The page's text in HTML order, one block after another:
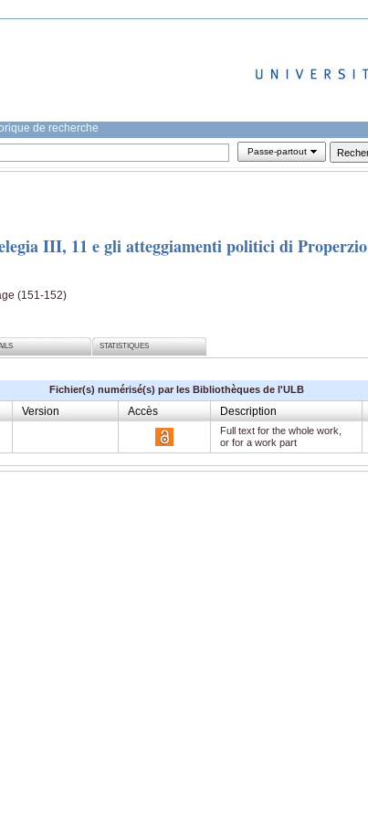
de recherche
Passe-partout
III, 11 e gli atteggiamenti politici di Properzio
(151-152)
STATISTIQUES
Fichier(s) numérisé(s) par les Bibliothèques de l'ULB
Version Accès Description
Full text for the whole work,
or for a work part